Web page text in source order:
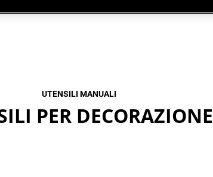
UTENSILI MANUALI
PER DECORAZIONE